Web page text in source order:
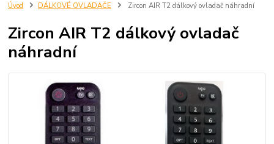
Úvod DÁLKOVÉ OVLADAČE Zircon AIR T2 dálkový ovladač náhradní
Zircon AIR T2 dálkový ovladač
náhradní